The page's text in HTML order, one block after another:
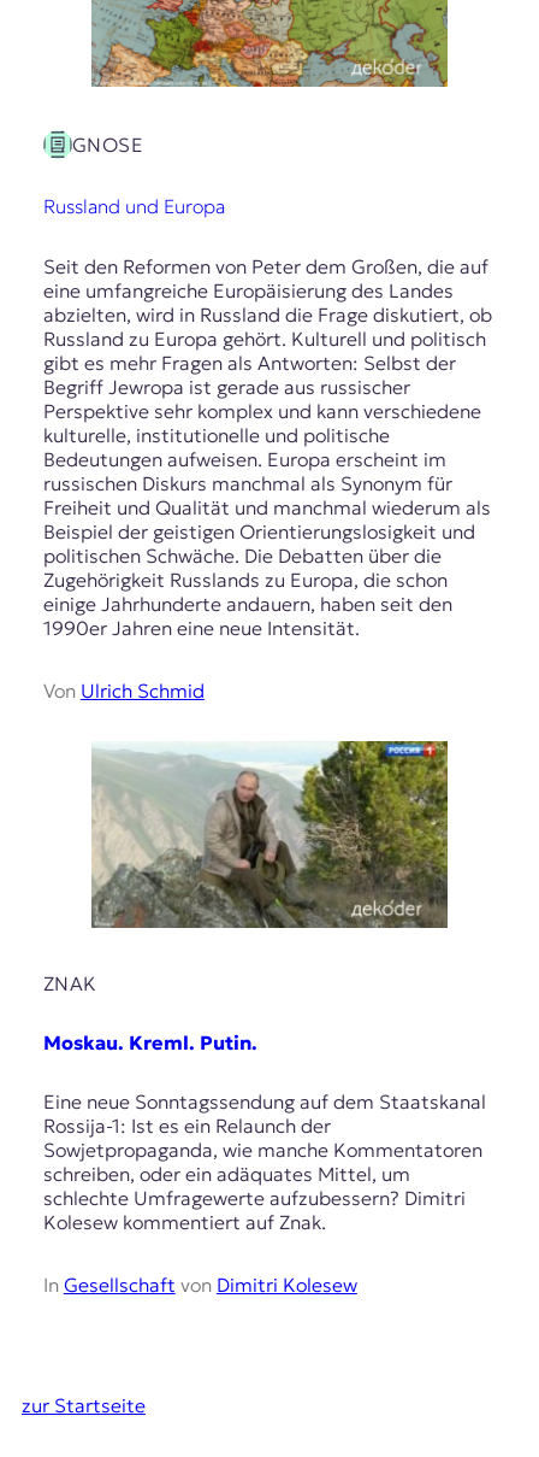
GNOSE
Russland und Europa
Seit den Reformen von Peter dem Großen, die auf
eine umfangreiche Europäisierung des Landes
abzielten, wird in Russland die Frage diskutiert, ob
Russland zu Europa gehört. Kulturell und politisch
gibt es mehr Fragen als Antworten: Selbst der
Begriff Jewropa ist gerade aus russischer
Perspektive sehr komplex und kann verschiedene
kulturelle, institutionelle und politische
Bedeutungen aufweisen. Europa erscheint im
russischen Diskurs manchmal als Synonym für
Freiheit und Qualität und manchmal wiederum als
Beispiel der geistigen Orientierungslosigkeit und
politischen Schwäche. Die Debatten über die
Zugehörigkeit Russlands zu Europa, die schon
einige Jahrhunderte andauern, haben seit den
1990er Jahren eine neue Intensität.
Von Ulrich Schmid
ZNAK
Moskau. Kreml. Putin.
Eine neue Sonntagssendung auf dem Staatskanal
Rossija-1: Ist es ein Relaunch der
Sowjetpropaganda, wie manche Kommentatoren
schreiben, oder ein adäquates Mittel, um
schlechte Umfragewerte aufzubessern? Dimitri
Kolesew kommentiert auf Znak.
In Gesellschaft von Dimitri Kolesew
zur Startseite